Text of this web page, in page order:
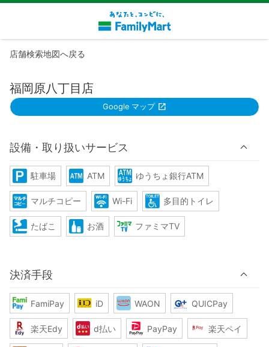
店舗検索地図へ戻る
福岡原八丁目店
Google マップ
設備・取り扱いサービス
駐車場 ATM ゆうちょ銀行ATM
マルチコピー Wi-Fi 多目的トイレ
たばこ お酒 ファミマTV
決済手段
FamiPay iD WAON QUICPay
楽天Edy d払い PayPay 楽天ペイ